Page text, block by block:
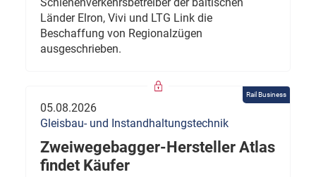
Länder Elron, Vivi und LTG Link die
Beschaffung von Regionalzügen
ausgeschrieben.
Rail Business
05.08.2026
Gleisbau- und Instandhaltungstechnik
Zweiwegebagger-Hersteller Atlas
findet Käufer